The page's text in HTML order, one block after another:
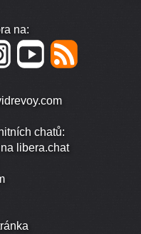
na:
chatů:
libera.chat